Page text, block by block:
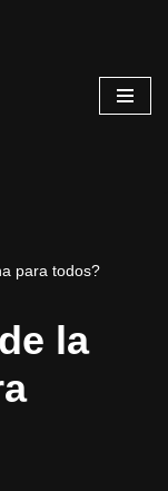
para todos?
la